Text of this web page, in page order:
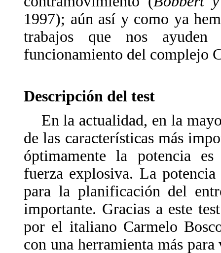
1997); aún así y como ya
trabajos que nos ayuden
funcionamiento del complejo
Descripción del test
En la actualidad, en la
de las características más
óptimamente la potencia
fuerza explosiva. La
para la planificación del
importante. Gracias a este
por el italiano Carmelo
con una herramienta más